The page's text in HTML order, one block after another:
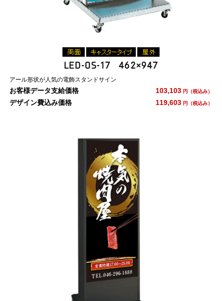
LED-OS-17 462×947
アール形状が人気の電飾スタンドサイン
お客様データ支給価格 103,103 円（税込み）
デザイン費込み価格 119,603 円（税込み）